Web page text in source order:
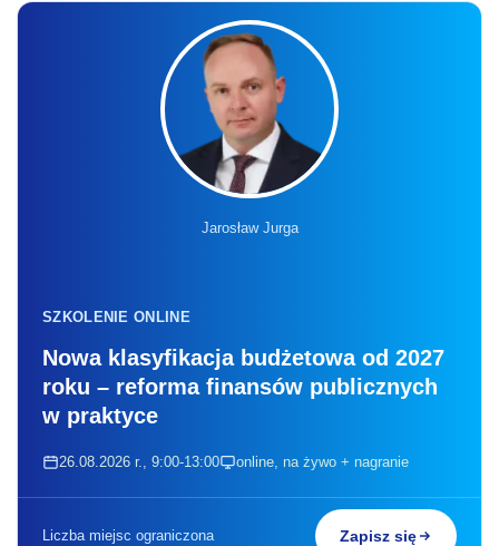
Jarosław Jurga
SZKOLENIE ONLINE
Nowa klasyfikacja budżetowa od 2027
roku – reforma finansów publicznych
w praktyce
26.08.2026 r., 9:00-13:00 online, na żywo + nagranie
Liczba miejsc ograniczona Zapisz się